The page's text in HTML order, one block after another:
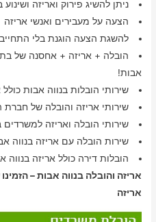
ניתן להשיג פירוק ואריזה ושינוע בתי
הצעה על מעבירים ואנשי אריזה
להשגת הצעה הוגנת בלי
הובלה + אריזה + אחסנה של
אבות!
שירותי הובלות בנווה אבות
שירותי אריזה והובלה של חברת
שירותי הובלה ואריזה למשרדים
שירות הובלה עם אריזה בנווה
הובלות דירה כולל אריזה בנווה
אריזה והובלה בנווה אבות –
אריזה